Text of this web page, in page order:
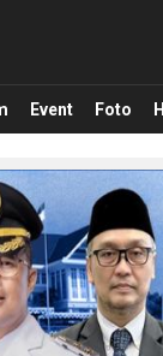
Event Foto